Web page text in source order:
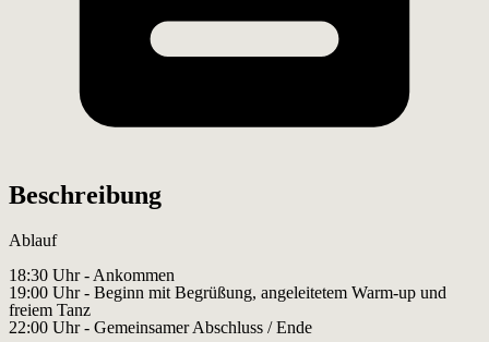
Beschreibung
Ablauf
18:30 Uhr - Ankommen
19:00 Uhr - Beginn mit Begrüßung, angeleitetem Warm-up und
freiem Tanz
22:00 Uhr - Gemeinsamer Abschluss / Ende